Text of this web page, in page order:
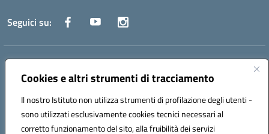
Cookies e altri strumenti di tracciamento
Il nostro Istituto non utilizza strumenti di profilazione degli utenti -
sono utilizzati esclusivamente cookies tecnici necessari al
corretto funzionamento del sito, alla fruibilità dei servizi
Seguici su:
Indirizzo:Via Canale 1, Ancona
Centralino:071 204723 Email:anpc010006@istruzione.it
Codice fiscale: 93020970427
Codice meccanografico:
ANPC010006